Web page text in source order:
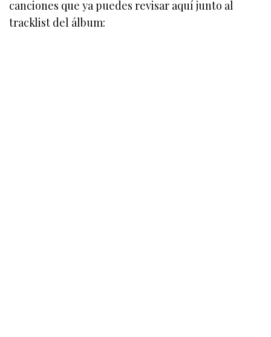
canciones que ya puedes revisar aquí junto al
tracklist del álbum: